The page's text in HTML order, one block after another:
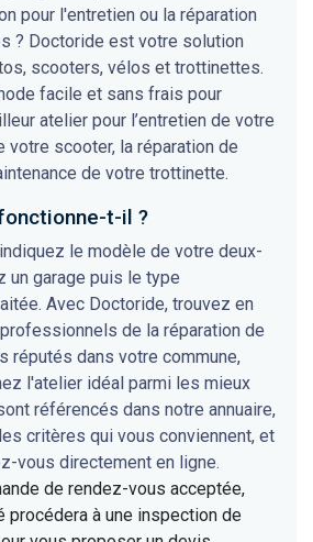
pour l'entretien ou la réparation
? Doctoride est votre solution
scooters, vélos et trottinettes.
facile et sans frais pour
atelier pour l’entretien de votre
votre scooter, la réparation de
de votre trottinette.
t-il ?
le modèle de votre deux-
un garage puis le type
Avec Doctoride, trouvez en
de la réparation de
réputés dans votre commune,
l'atelier idéal parmi les mieux
référencés dans notre annuaire,
critères qui vous conviennent, et
vous directement en ligne.
de rendez-vous acceptée,
procédera à une inspection de